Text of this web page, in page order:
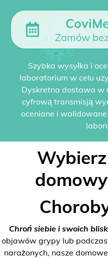
Zamów
Szybka wysyłka i
laboratorium w celu
Dyskretna dostawa w
cyfrową transmisją
oceniane i
Chroń siebie i swoich
objawów grypy lub
narażonych, nasze